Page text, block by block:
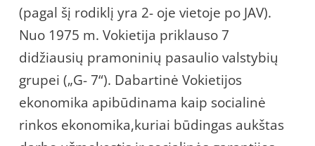
(pagal šį rodiklį yra 2- oje vietoje po JAV).
Nuo 1975 m. Vokietija priklauso 7
didžiausių pramoninių pasaulio valstybių
grupei („G- 7“). Dabartinė Vokietijos
ekonomika apibūdinama kaip socialinė
rinkos ekonomika,kuriai būdingas aukštas